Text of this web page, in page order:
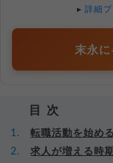
▸ 詳細
末永
目次
転職活動を始め
求人が増える時